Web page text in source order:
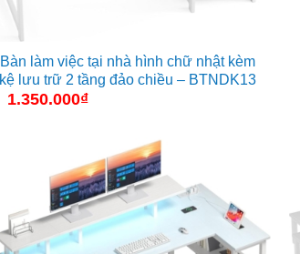
Bàn làm việc tại nhà hình chữ nhật kèm
kệ lưu trữ 2 tầng đảo chiều – BTNDK13
1.350.000₫